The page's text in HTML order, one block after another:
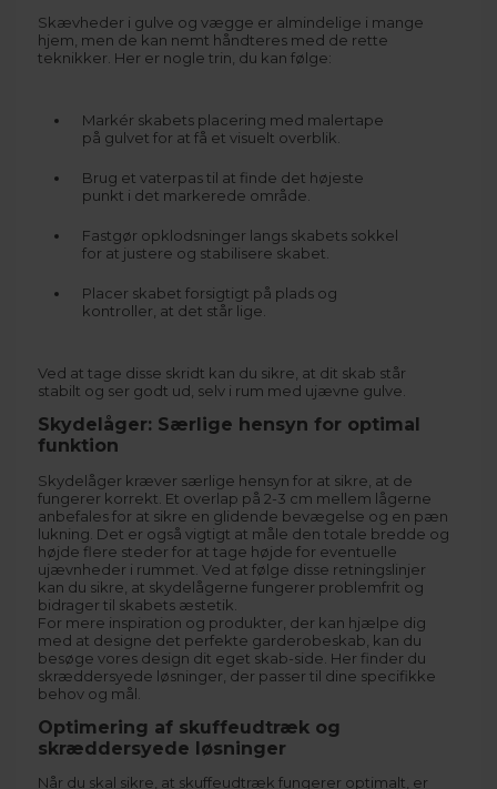
Skævheder i gulve og vægge er almindelige i mange
hjem, men de kan nemt håndteres med de rette
teknikker. Her er nogle trin, du kan følge:
Markér skabets placering med malertape
på gulvet for at få et visuelt overblik.
Brug et vaterpas til at finde det højeste
punkt i det markerede område.
Fastgør opklodsninger langs skabets sokkel
for at justere og stabilisere skabet.
Placer skabet forsigtigt på plads og
kontroller, at det står lige.
Ved at tage disse skridt kan du sikre, at dit skab står
stabilt og ser godt ud, selv i rum med ujævne gulve.
Skydelåger: Særlige hensyn for optimal
funktion
Skydelåger kræver særlige hensyn for at sikre, at de
fungerer korrekt. Et overlap på 2-3 cm mellem lågerne
anbefales for at sikre en glidende bevægelse og en pæn
lukning. Det er også vigtigt at måle den totale bredde og
højde flere steder for at tage højde for eventuelle
ujævnheder i rummet. Ved at følge disse retningslinjer
kan du sikre, at skydelågerne fungerer problemfrit og
bidrager til skabets æstetik.
For mere inspiration og produkter, der kan hjælpe dig
med at designe det perfekte garderobeskab, kan du
besøge vores design dit eget skab-side . Her finder du
skræddersyede løsninger, der passer til dine specifikke
behov og mål.
Optimering af skuffeudtræk og
skræddersyede løsninger
Når du skal sikre, at skuffeudtræk fungerer optimalt, er